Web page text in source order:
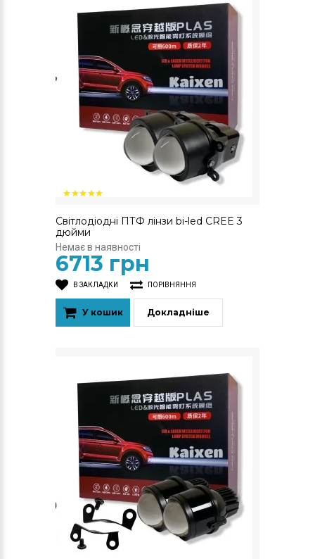
Світлодіодні ПТФ лінзи bi-led CREE 3
дюйми
Немає в наявності
6713 грн
В ЗАКЛАДКИ ПОРІВНЯННЯ
У кошик Докладніше